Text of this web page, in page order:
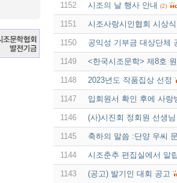
1152 시조의 날 행사 안내 (2)
1151 시조사랑시인협회 시상
1150 공익성 기부금 대상단체
1149 <한국시조문학> 제8호
1148 2023년도 작품집상 선정
1147 입회원서 확인 후에 사랑
1146 (사)시진회 정회원 선생
1145 축하의 말씀 :단양 우씨
1144 시조춘추 편집실에서 알
1143 (공고) 발기인 대회 공고